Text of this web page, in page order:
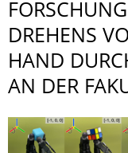
DREHENS
HAND
AN DER